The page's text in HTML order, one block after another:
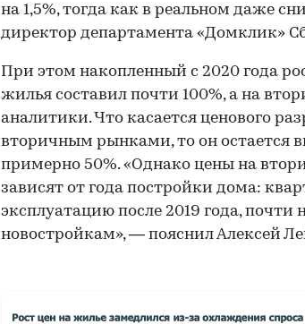
на 1,5%, тогда как в реальном даже
директор департамента «Домклик»
При этом накопленный с 2020 года
жилья составил почти 100%, а на
аналитики. Что касается ценового
вторичным рынками, то он остается
примерно 50%. «Однако цены на
зависят от года постройки дома:
эксплуатацию после 2019 года, почти
новостройкам», — пояснил Алексей